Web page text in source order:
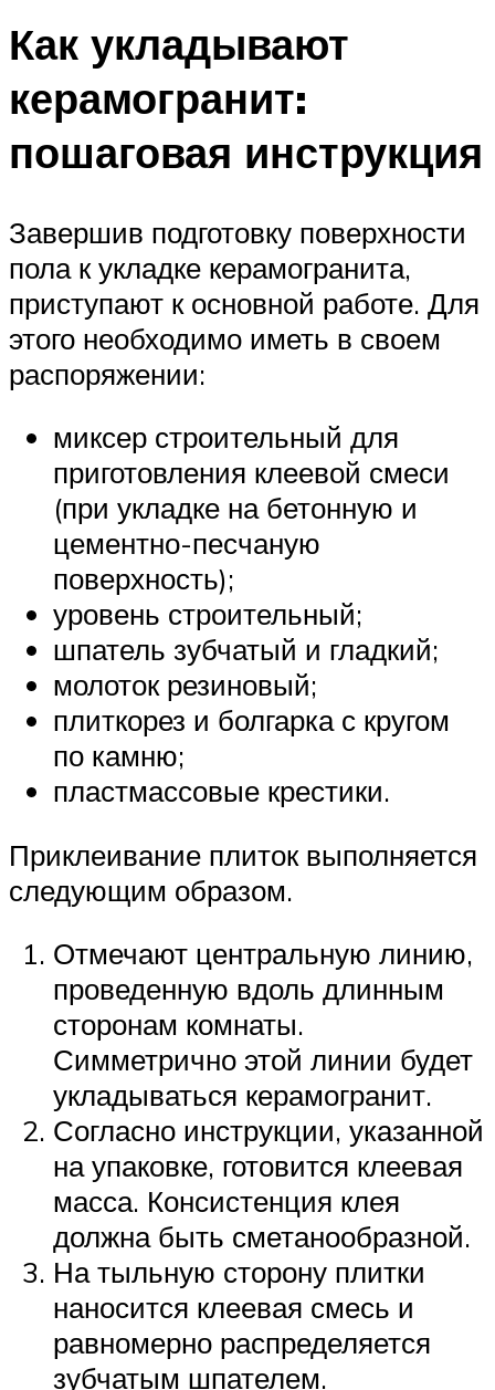
Как укладывают
керамогранит:
пошаговая инструкция
Завершив подготовку поверхности
пола к укладке керамогранита,
приступают к основной работе. Для
этого необходимо иметь в своем
распоряжении:
миксер строительный для
приготовления клеевой смеси
(при укладке на бетонную и
цементно-песчаную
поверхность);
уровень строительный;
шпатель зубчатый и гладкий;
молоток резиновый;
плиткорез и болгарка с кругом
по камню;
пластмассовые крестики.
Приклеивание плиток выполняется
следующим образом.
Отмечают центральную линию,
проведенную вдоль длинным
сторонам комнаты.
Симметрично этой линии будет
укладываться керамогранит.
Согласно инструкции, указанной
на упаковке, готовится клеевая
масса. Консистенция клея
должна быть сметанообразной.
На тыльную сторону плитки
наносится клеевая смесь и
равномерно распределяется
зубчатым шпателем.